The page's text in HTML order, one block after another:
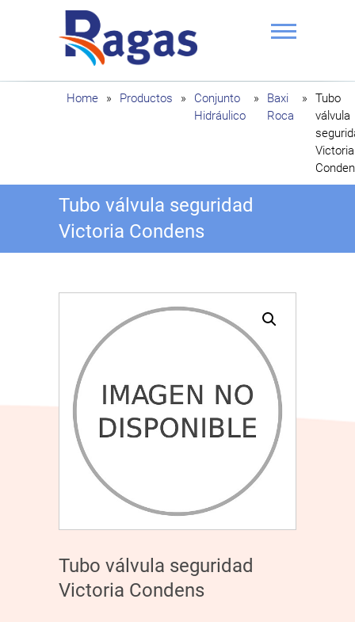
Ragas
Home » Productos »
Conjunto
Hidráulico
»
Baxi
Roca
»
Tubo
válvula
Victoria
Tubo válvula seguridad
Victoria Condens
Tubo válvula seguridad
Victoria Condens